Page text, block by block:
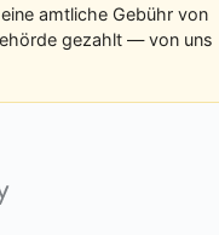
amtliche Gebühr von
gezahlt — von uns